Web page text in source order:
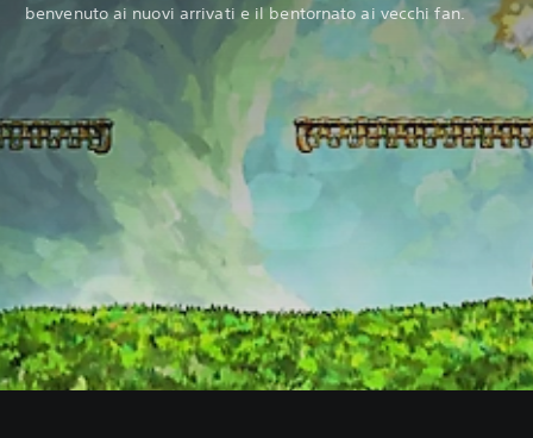
benvenuto ai nuovi arrivati e il bentornato ai vecchi fan.